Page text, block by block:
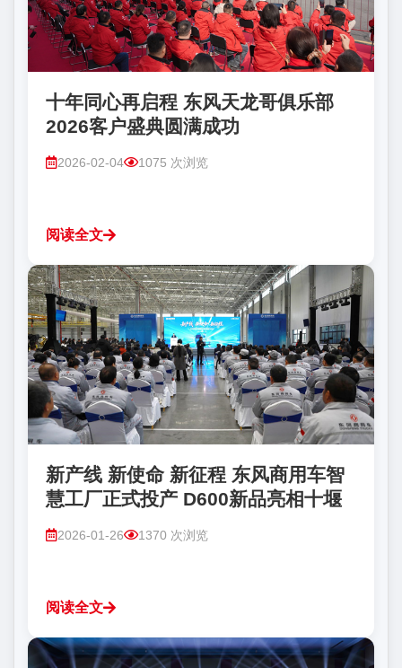
十年同心再启程 东风天龙哥俱乐部
2026客户盛典圆满成功
2026-02-04 1075 次浏览
阅读全文
新产线 新使命 新征程 东风商用车智
慧工厂正式投产 D600新品亮相十堰
2026-01-26 1370 次浏览
阅读全文